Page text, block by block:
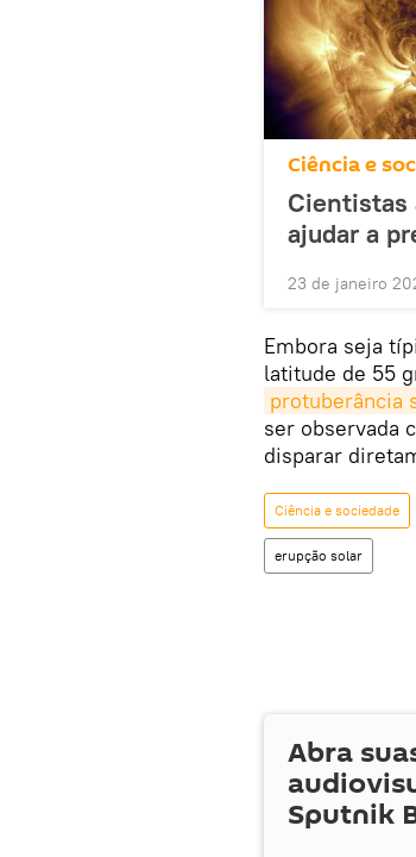
Ciência e
Cientistas
ajudar a
23 de janeiro
Embora seja
latitude de 55
protuberância
ser observada
disparar
Ciência e sociedade
erupção solar
Abra
Sputnik